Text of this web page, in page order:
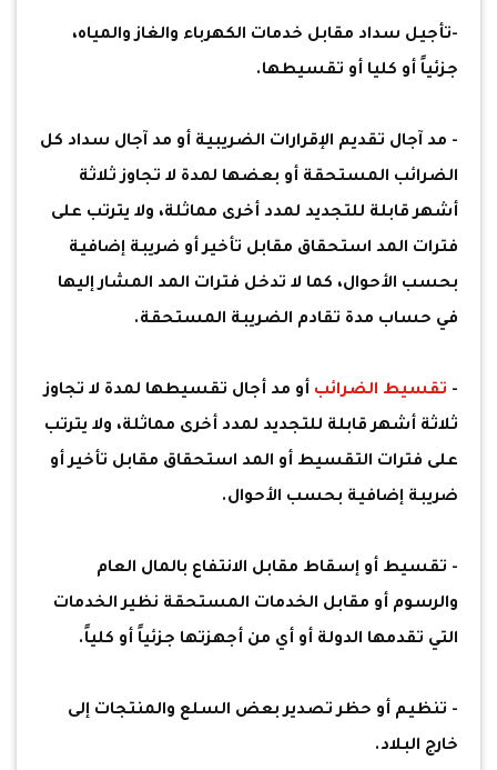
-تأجيل سداد مقابل خدمات الكهرباء والغاز والمياه،
جزئياً أو كليا أو تقسيطها.
- مد آجال تقديم الإقرارات الضريبية أو مد آجال سداد كل
الضرائب المستحقة أو بعضها لمدة لا تجاوز ثلاثة
أشهر قابلة للتجديد لمدد أخرى مماثلة، ولا يترتب على
فترات المد استحقاق مقابل تأخير أو ضريبة إضافية
بحسب الأحوال، كما لا تدخل فترات المد المشار إليها
في حساب مدة تقادم الضريبة المستحقة.
- تقسيط الضرائب أو مد أجال تقسيطها لمدة لا تجاوز
ثلاثة أشهر قابلة للتجديد لمدد أخرى مماثلة، ولا يترتب
على فترات التقسيط أو المد استحقاق مقابل تأخير أو
ضريبة إضافية بحسب الأحوال.
- تقسيط أو إسقاط مقابل الانتفاع بالمال العام
والرسوم أو مقابل الخدمات المستحقة نظير الخدمات
التي تقدمها الدولة أو أي من أجهزتها جزئياً أو كلياً.
- تنظيم أو حظر تصدير بعض السلع والمنتجات إلى
خارج البلاد.